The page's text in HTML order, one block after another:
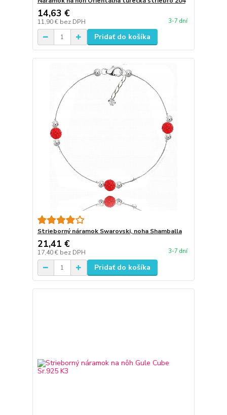
14,63 €
11,90 € bez DPH 3-7 dní
Pridať do košíka
Strieborný náramok Swarovski, noha Shamballa
21,41 €
17,40 € bez DPH 3-7 dní
Pridať do košíka